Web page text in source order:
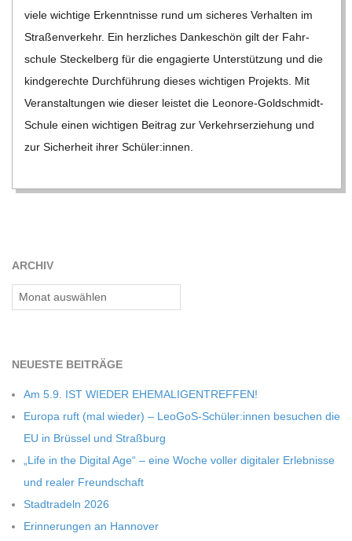
D
T
-
H
U
E
viele wich­tige Erkennt­nisse rund um siche­res Ver­hal­ten im
Stra­ßen­ver­kehr. Ein herz­li­ches Dan­ke­schön gilt der Fahr­
schule Ste­ckel­berg für die enga­gierte Unter­stüt­zung und die
kind­ge­rechte Durch­füh­rung die­ses wich­ti­gen Pro­jekts. Mit
Ver­an­stal­tun­gen wie die­ser leis­tet die Leo­­nore-Gol­d­­schmidt-
Schule einen wich­ti­gen Bei­trag zur Ver­kehrs­er­zie­hung und
zur Sicher­heit ihrer Schüler:innen.
ARCHIV
Archiv
NEU­ESTE BEITRÄGE
Am 5.9. IST WIEDER EHEMALIGENTREFFEN!
Europa ruft (mal wie­der) – LeoGoS-Schüler:innen besu­chen die
EU in Brüs­sel und Straßburg
„Life in the Digi­tal Age“ – eine Woche vol­ler digi­ta­ler Erleb­nisse
und rea­ler Freundschaft
Stadt­ra­deln 2026
Erin­ne­run­gen an Hannover